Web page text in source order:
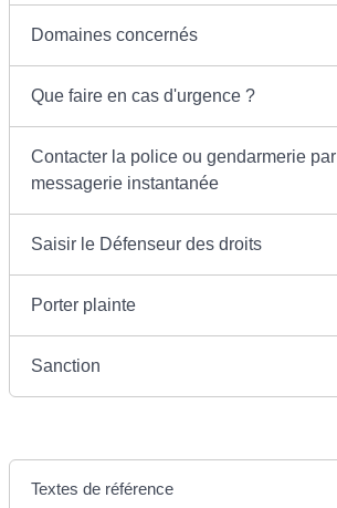
Domaines concernés
Que faire en cas d'urgence ?
Contacter la police ou gendarmerie par
messagerie instantanée
Saisir le Défenseur des droits
Porter plainte
Sanction
Textes de référence